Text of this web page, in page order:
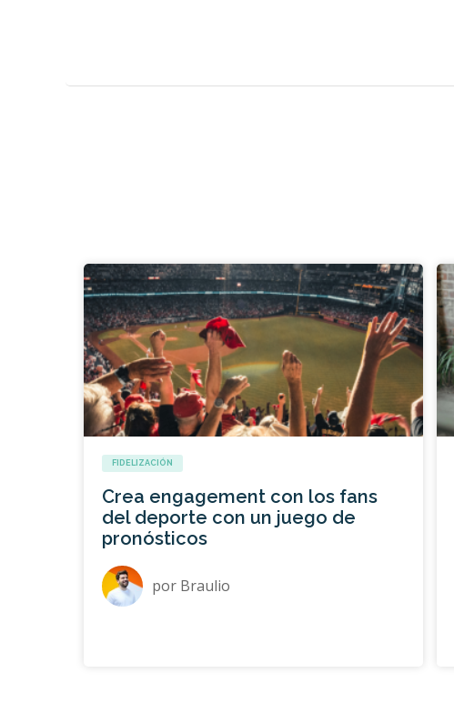
FIDELIZACIÓN
Crea engagement con los fans
del deporte con un juego de
pronósticos
por Braulio